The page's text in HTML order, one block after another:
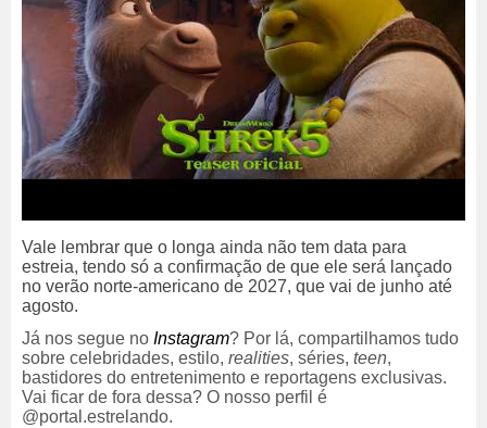
Vale lembrar que o longa ainda não tem data para
estreia, tendo só a confirmação de que ele será lançado
no verão norte-americano de 2027, que vai de junho até
agosto.
Já nos segue no Instagram? Por lá, compartilhamos tudo
sobre celebridades, estilo, realities, séries, teen,
bastidores do entretenimento e reportagens exclusivas.
Vai ficar de fora dessa? O nosso perfil é
@portal.estrelando.